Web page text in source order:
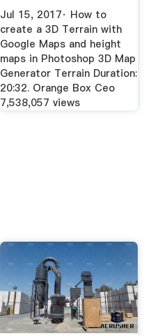
Jul 15, 2017· How to
create a 3D Terrain with
Google Maps and height
maps in Photoshop 3D Map
Generator Terrain Duration:
20:32. Orange Box Ceo
7,538,057 views